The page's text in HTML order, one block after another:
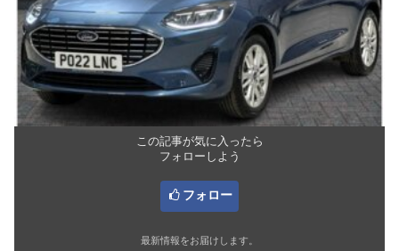
この記事が気に入ったら
フォローしよう
フォロー
最新情報をお届けします。